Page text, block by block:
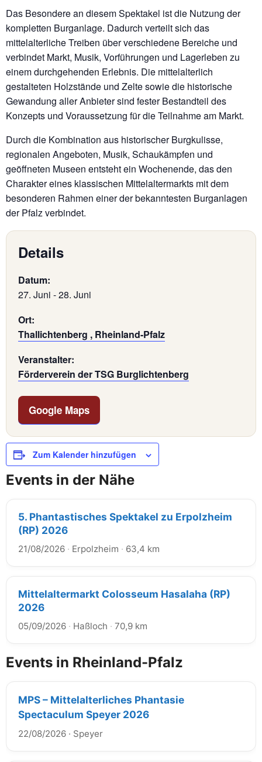
Das Besondere an diesem Spektakel ist die Nutzung der
kompletten Burganlage. Dadurch verteilt sich das
mittelalterliche Treiben über verschiedene Bereiche und
verbindet Markt, Musik, Vorführungen und Lagerleben zu
einem durchgehenden Erlebnis. Die mittelalterlich
gestalteten Holzstände und Zelte sowie die historische
Gewandung aller Anbieter sind fester Bestandteil des
Konzepts und Voraussetzung für die Teilnahme am Markt.
Durch die Kombination aus historischer Burgkulisse,
regionalen Angeboten, Musik, Schaukämpfen und
geöffneten Museen entsteht ein Wochenende, das den
Charakter eines klassischen Mittelaltermarkts mit dem
besonderen Rahmen einer der bekanntesten Burganlagen
der Pfalz verbindet.
Details
Datum:
27. Juni -28. Juni
Ort:
Thallichtenberg , Rheinland-Pfalz
Veranstalter:
Förderverein der TSG Burglichtenberg
Google Maps
Zum Kalender hinzufügen
Events in der Nähe
5. Phantastisches Spektakel zu Erpolzheim
(RP) 2026
21/08/2026 · Erpolzheim · 63,4 km
Mittelaltermarkt Colosseum Hasalaha (RP)
2026
05/09/2026 · Haßloch · 70,9 km
Events in Rheinland-Pfalz
MPS – Mittelalterliches Phantasie
Spectaculum Speyer 2026
22/08/2026 · Speyer